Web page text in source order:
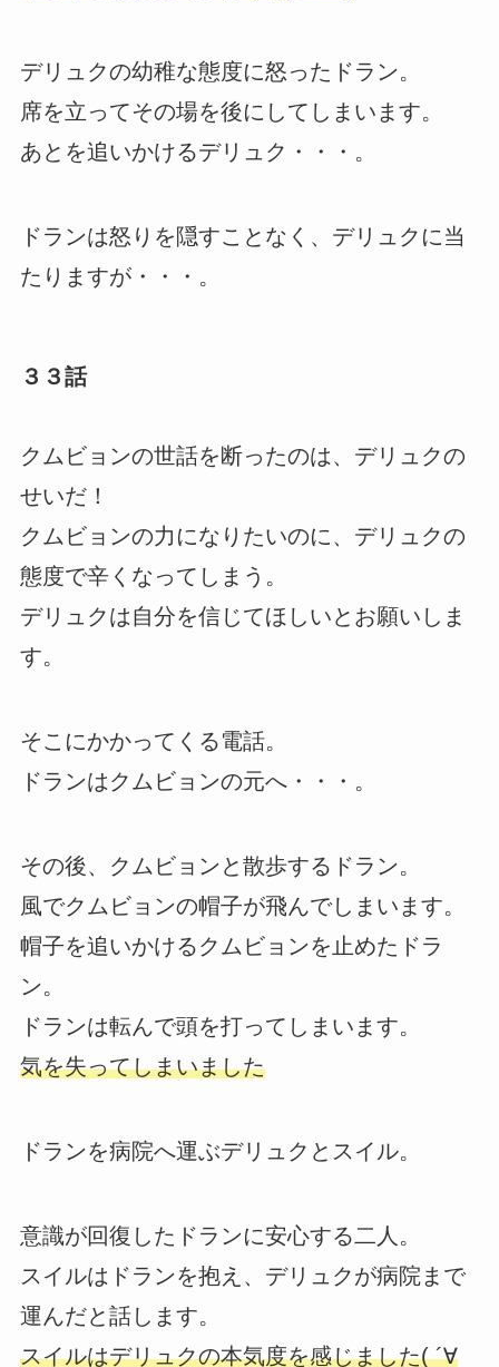
デリュクの幼稚な態度に怒ったドラン。
席を立ってその場を後にしてしまいます。
あとを追いかけるデリュク・・・。
ドランは怒りを隠すことなく、デリュクに当
たりますが・・・。
３３話
クムビョンの世話を断ったのは、デリュクの
せいだ！
クムビョンの力になりたいのに、デリュクの
態度で辛くなってしまう。
デリュクは自分を信じてほしいとお願いしま
す。
そこにかかってくる電話。
ドランはクムビョンの元へ・・・。
その後、クムビョンと散歩するドラン。
風でクムビョンの帽子が飛んでしまいます。
帽子を追いかけるクムビョンを止めたドラ
ン。
ドランは転んで頭を打ってしまいます。
気を失ってしまいました
ドランを病院へ運ぶデリュクとスイル。
意識が回復したドランに安心する二人。
スイルはドランを抱え、デリュクが病院まで
運んだと話します。
スイルはデリュクの本気度を感じました( ´∀